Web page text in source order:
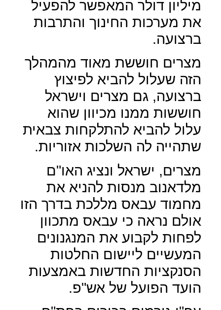
מיליון דולר המאפשר להפעיל
את מערכות החינוך והתרבות
ברצועה.
מצרים חוששת מאוד מהמהלך
הזה שעלול להביא לפיצוץ
ברצועה, גם מצרים וישראל
חוששות ממנו מכיוון שהוא
עלול להביא להתלקחות צבאית
שתהייה לה השלכות אזוריות.
מצרים, ישראל ונציג האו"ם
מלדאנוב מנסות להניא את
מחמוד עבאס מללכת בדרך הזו
אולם נראה כי עבאס מתכוון
לפחות לקבוע את המנגנונים
המעשיים ליישום החלטות
הסנקציות החדשות באמצעות
הועד הפועל של אש"פ.